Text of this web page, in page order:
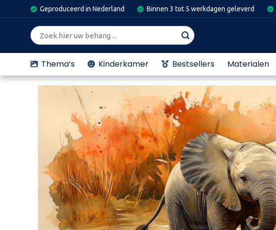
to
Geproduceerd in Nederland Binnen 3 tot 5 werkdagen geleverd
Zoeken
naar:
Thema’s Kinderkamer Bestsellers Materialen